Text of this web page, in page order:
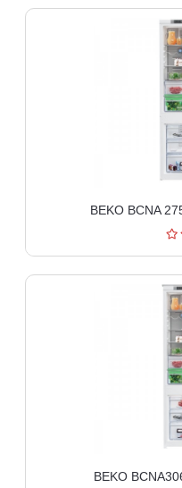
kategorije
BEKO BCNA
BEKO